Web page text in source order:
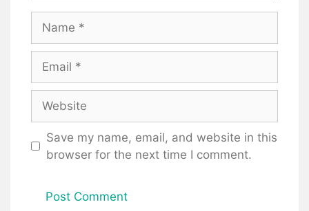
Save my name, email, and website in this
browser for the next time I comment.